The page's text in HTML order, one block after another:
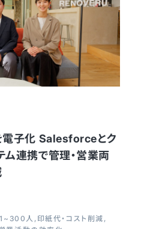
子化 Salesforceとク
ム連携で管理・営業両
人
印紙代・コスト削減